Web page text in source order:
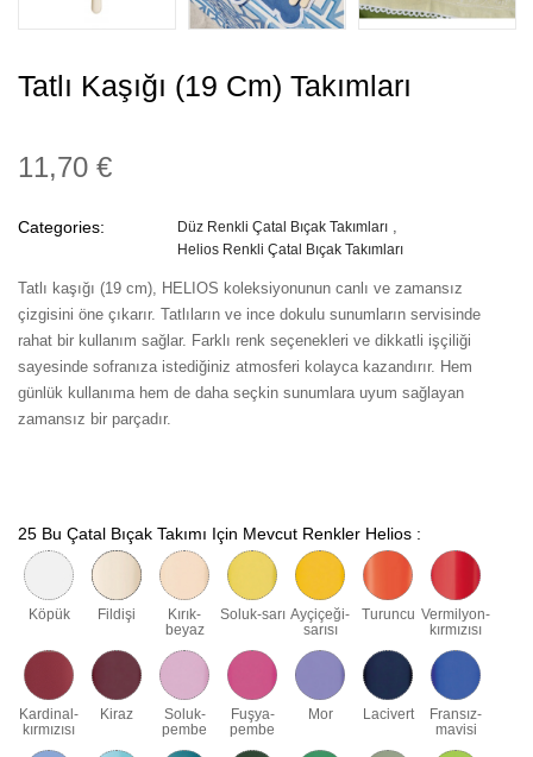
Tatlı Kaşığı (19 Cm) Takımları
11,70 €
Categories:
Düz Renkli Çatal Bıçak Takımları
Helios Renkli Çatal Bıçak Takımları
Tatlı kaşığı (19 cm), HELIOS koleksiyonunun canlı ve zamansız
çizgisini öne çıkarır. Tatlıların ve ince dokulu sunumların servisinde
rahat bir kullanım sağlar. Farklı renk seçenekleri ve dikkatli işçiliği
sayesinde sofranıza istediğiniz atmosferi kolayca kazandırır. Hem
günlük kullanıma hem de daha seçkin sunumlara uyum sağlayan
zamansız bir parçadır.
25 Bu Çatal Bıçak Takımı Için Mevcut Renkler Helios :
Köpük Fildişi
Kırık-
beyaz
Soluk-sarı Ayçiçeği-
sarısı
Turuncu Vermilyon-
kırmızısı
Kardinal-
kırmızısı
Kiraz
Soluk-
pembe
Fuşya-
pembe
Mor Lacivert
Fransız-
mavisi